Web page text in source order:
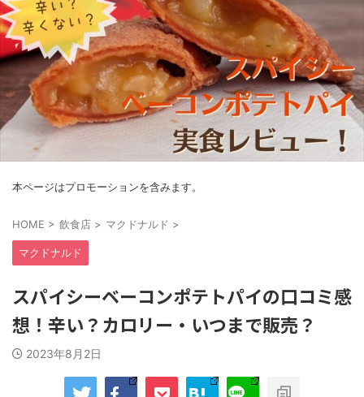
本ページはプロモーションを含みます。
HOME > 飲食店 > マクドナルド >
マクドナルド
スパイシーベーコンポテトパイの口コミ感
想！辛い？カロリー・いつまで販売？
2023年8月2日